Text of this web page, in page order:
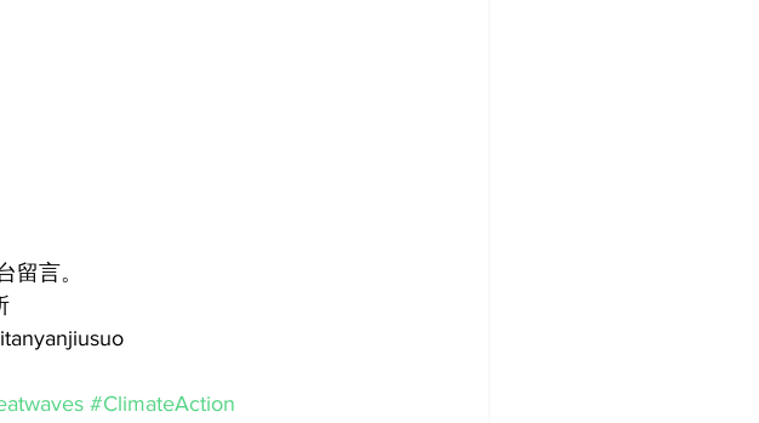
留言。
#ClimateAction